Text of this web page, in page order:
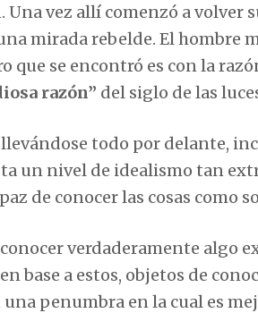
vez allí comenzó a volver
mirada rebelde. El hombre
que se encontró es con la
razón” del siglo de las
todo por delante,
un nivel de idealismo tan
de conocer las cosas como
verdaderamente algo
base a estos, objetos de
penumbra en la cual es